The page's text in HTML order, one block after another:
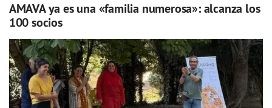
AMAVA ya es una «familia numerosa»: alcanza los
100 socios